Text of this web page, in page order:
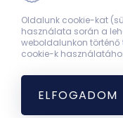
Oldalunk cookie-kat
használata során a
weboldalunkon
cookie-k
ELFOGADOM